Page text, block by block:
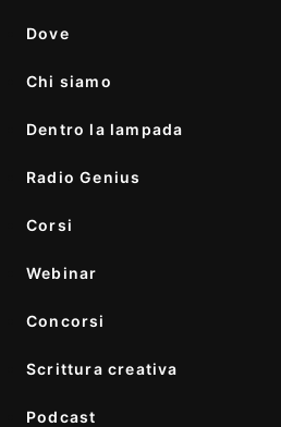
Dove
Chi siamo
Dentro la lampada
Radio Genius
Corsi
Webinar
Concorsi
Scrittura creativa
Podcast